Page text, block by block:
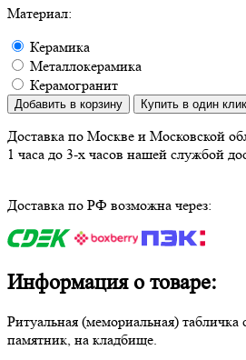
Материал:
Керамика
Металлокерамика
Керамогранит
Добавить в корзину Купить в один клик
Доставка по Москве и Московской
1 часа до 3-х часов нашей службой
Доставка по РФ возможна через:
Информация о товаре:
Ритуальная (мемориальная) табличка
памятник, на кладбище.